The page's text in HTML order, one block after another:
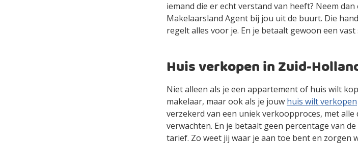
iemand die er echt verstand van heeft? Neem dan
Makelaarsland Agent bij jou uit de buurt. Die
regelt alles voor je. En je betaalt gewoon een
Huis verkopen in Zuid-
Niet alleen als je een appartement of huis wilt
makelaar, maar ook als je jouw huis wilt verkopen
verzekerd van een uniek verkoopproces, met
verwachten. En je betaalt geen percentage van
tarief. Zo weet jij waar je aan toe bent en zorgen